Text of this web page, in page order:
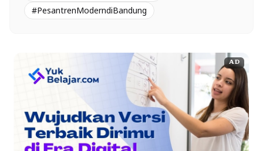
#PesantrenModerndiBandung
AD